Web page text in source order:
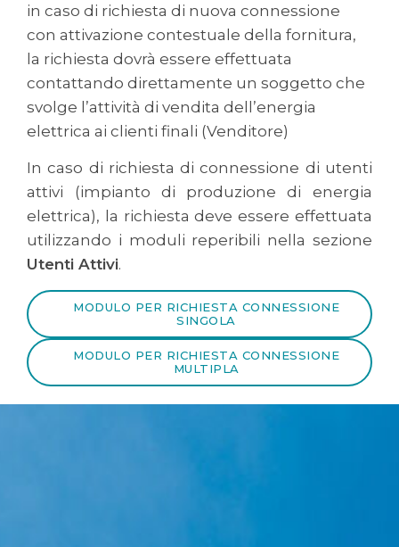
in caso di richiesta di nuova connessione
con attivazione contestuale della fornitura,
la richiesta dovrà essere effettuata
contattando direttamente un soggetto che
svolge l’attività di vendita dell’energia
elettrica ai clienti finali (Venditore)
In caso di richiesta di connessione di utenti
attivi (impianto di produzione di energia
elettrica), la richiesta deve essere effettuata
utilizzando i moduli reperibili nella sezione
Utenti Attivi.
MODULO PER RICHIESTA CONNESSIONE
SINGOLA
MODULO PER RICHIESTA CONNESSIONE
MULTIPLA